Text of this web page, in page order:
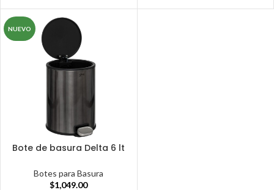
NUEVO
Bote de basura Delta 6 lt
Botes para Basura
$1,049.00